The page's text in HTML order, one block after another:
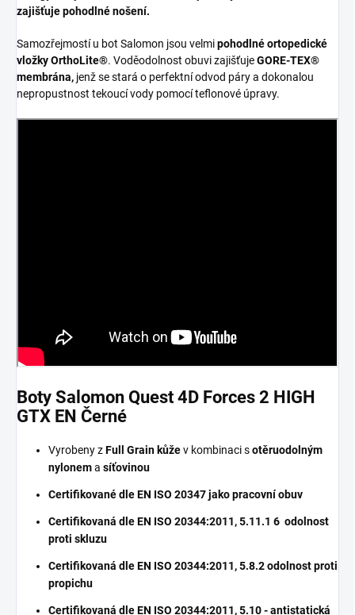
zajišťuje pohodlné nošení.
Samozřejmostí u bot Salomon jsou velmipohodlné ortopedické
vložky OrthoLite®. Voděodolnost obuvi zajišťujeGORE-TEX®
membrána, jenž se stará o perfektní odvod páry a dokonalou
nepropustnost tekoucí vody pomocí teflonové úpravy.
Boty Salomon Quest 4D Forces 2 HIGH
GTX EN Černé
Vyrobeny zFull Grain kůžev kombinaci sotěruodolným
nylonema síťovinou
Certifikované dle EN ISO 20347 jako pracovní obuv
Certifikovaná dle EN ISO 20344:2011, 5.11.1 6 odolnost
proti skluzu
Certifikovaná dle EN ISO 20344:2011, 5.8.2 odolnost proti
propichu
Certifikovaná dle EN ISO 20344:2011, 5.10 - antistatická